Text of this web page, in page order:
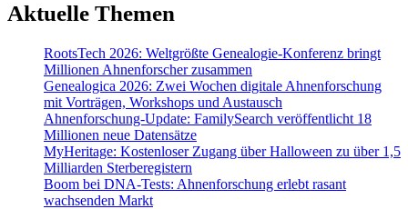
Aktuelle Themen
RootsTech 2026: Weltgrößte Genealogie-Konferenz bringt
Millionen Ahnenforscher zusammen
Genealogica 2026: Zwei Wochen digitale Ahnenforschung
mit Vorträgen, Workshops und Austausch
Ahnenforschung-Update: FamilySearch veröffentlicht 18
Millionen neue Datensätze
MyHeritage: Kostenloser Zugang über Halloween zu über 1,5
Milliarden Sterberegistern
Boom bei DNA-Tests: Ahnenforschung erlebt rasant
wachsenden Markt